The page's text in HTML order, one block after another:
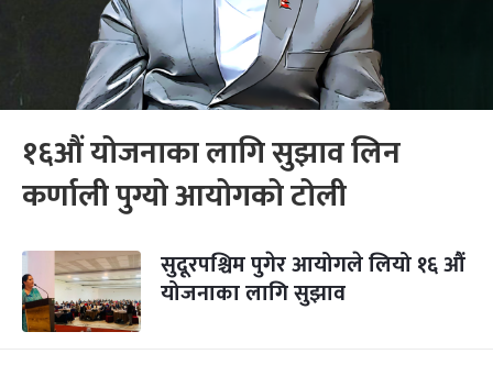
१६औं योजनाका लागि सुझाव लिन
कर्णाली पुग्यो आयोगको टोली
सुदूरपश्चिम पुगेर आयोगले लियो १६ औं
योजनाका लागि सुझाव